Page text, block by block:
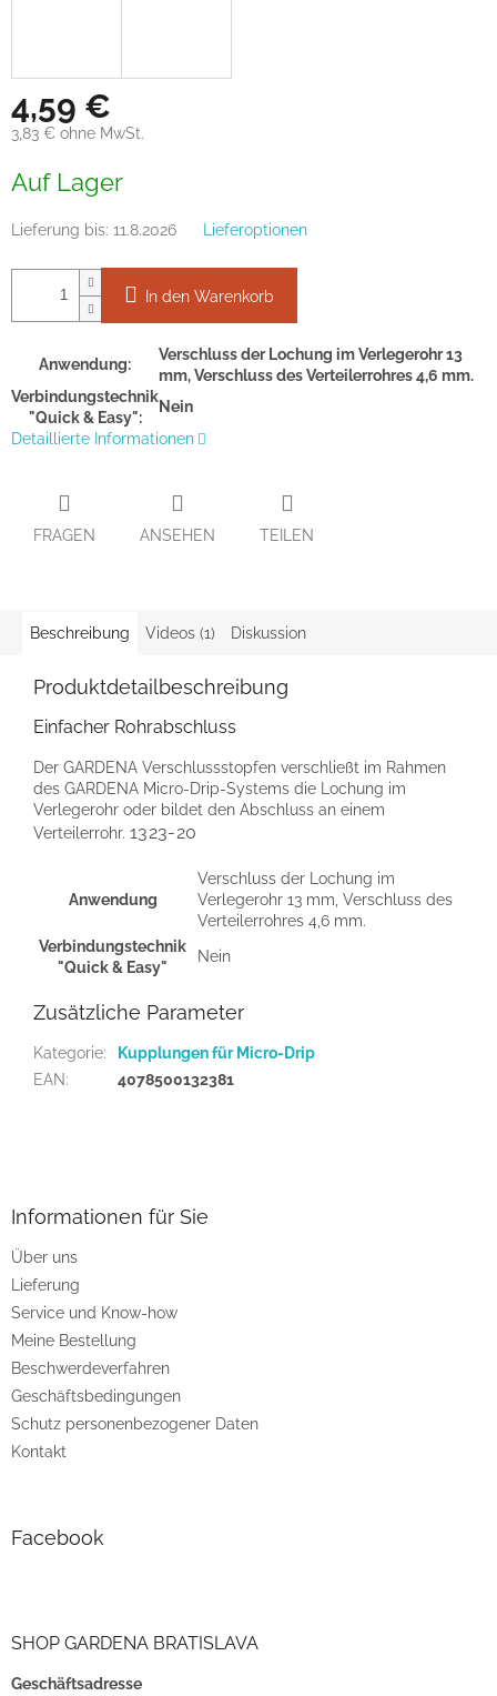
4,59 €
3,83 € ohne MwSt.
Auf Lager
Lieferung bis: 11.8.2026 Lieferoptionen
In den Warenkorb
Anwendung:
Verschluss der Lochung im Verlegerohr 13
mm, Verschluss des Verteilerrohres 4,6 mm.
Verbindungstechnik
"Quick & Easy":
Nein
Detaillierte Informationen
FRAGEN ANSEHEN TEILEN
Beschreibung Videos (1) Diskussion
Produktdetailbeschreibung
Einfacher Rohrabschluss
Der GARDENA Verschlussstopfen verschließt im Rahmen
des GARDENA Micro-Drip-Systems die Lochung im
Verlegerohr oder bildet den Abschluss an einem
Verteilerrohr. 1323-20
Anwendung
Verschluss der Lochung im
Verlegerohr 13 mm, Verschluss des
Verteilerrohres 4,6 mm.
Verbindungstechnik
"Quick & Easy"
Nein
Zusätzliche Parameter
Kategorie:
Kupplungen für Micro-Drip
EAN: 4078500132381
e
Informationen für Sie
Über uns
Lieferung
Service und Know-how
Meine Bestellung
Beschwerdeverfahren
Geschäftsbedingungen
Schutz personenbezogener Daten
Kontakt
Facebook
SHOP GARDENA BRATISLAVA
Geschäftsadresse